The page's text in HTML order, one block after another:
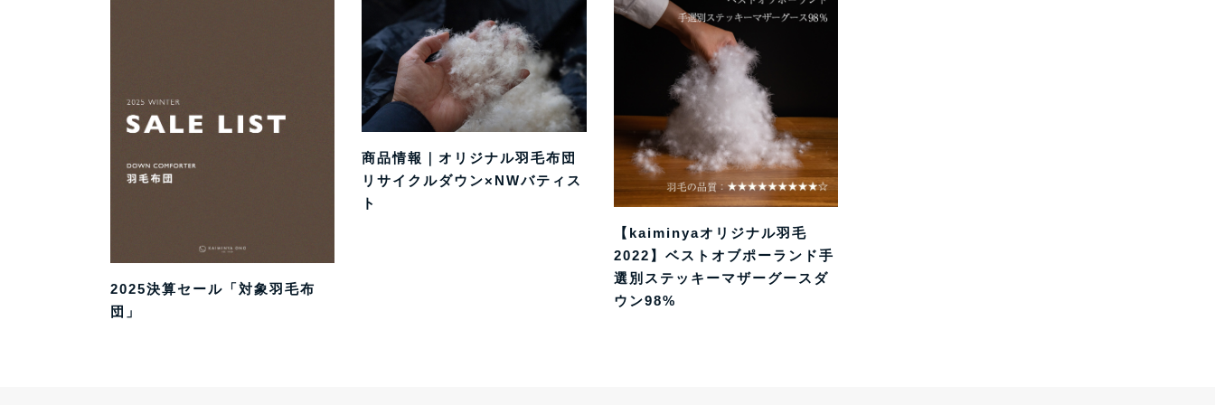
2025決算セール「対象羽毛布
団」
商品情報｜オリジナル羽毛布団
リサイクルダウン×NWバティス
ト
【kaiminyaオリジナル羽毛
2022】ベストオブポーランド手
選別ステッキーマザーグースダ
ウン98%